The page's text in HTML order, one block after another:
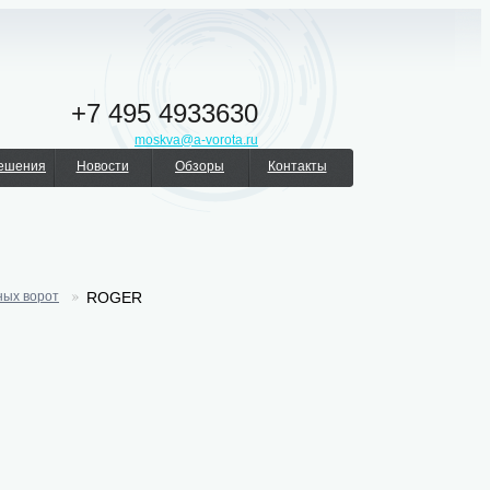
+7 495 4933630
moskva@a-vorota.ru
Новости Обзоры Контакты
ворот ROGER